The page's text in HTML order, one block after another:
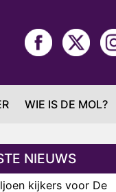
WIE IS DE MOL?
NIEUWS
kijkers voor De